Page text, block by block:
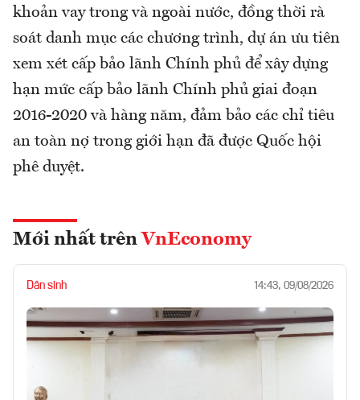
khoản vay trong và ngoài nước, đồng thời rà
soát danh mục các chương trình, dự án ưu tiên
xem xét cấp bảo lãnh Chính phủ để xây dựng
hạn mức cấp bảo lãnh Chính phủ giai đoạn
2016-2020 và hàng năm, đảm bảo các chỉ tiêu
an toàn nợ trong giới hạn đã được Quốc hội
phê duyệt.
Mới nhất trên VnEconomy
Dân sinh 14:43, 09/08/2026